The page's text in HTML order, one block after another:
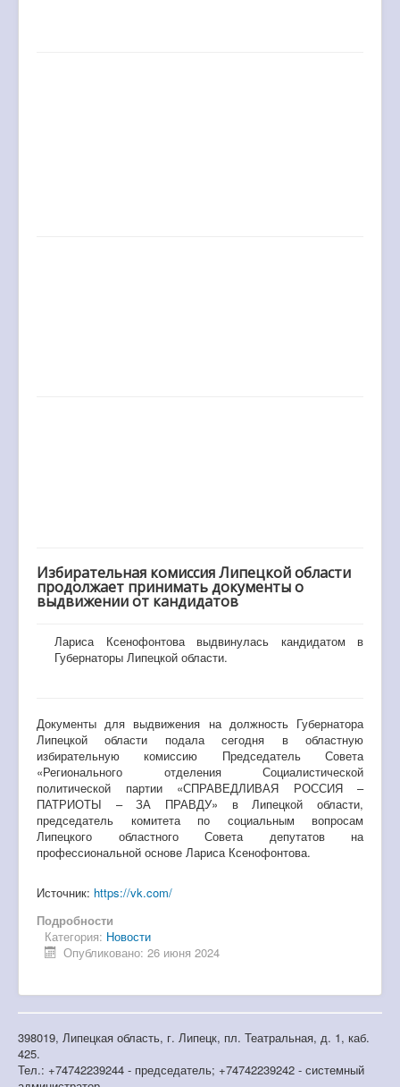
Избирательная комиссия Липецкой области
продолжает принимать документы о
выдвижении от кандидатов
Лариса Ксенофонтова выдвинулась кандидатом в
Губернаторы Липецкой области.
Документы для выдвижения на должность Губернатора
Липецкой области подала сегодня в областную
избирательную комиссию Председатель Совета
«Регионального отделения Социалистической
политической партии «СПРАВЕДЛИВАЯ РОССИЯ –
ПАТРИОТЫ – ЗА ПРАВДУ» в Липецкой области,
председатель комитета по социальным вопросам
Липецкого областного Совета депутатов на
профессиональной основе Лариса Ксенофонтова.
Источник: https://vk.com/
Подробности
Категория: Новости
Опубликовано: 26 июня 2024
398019, Липецкая область, г. Липецк, пл. Театральная, д. 1, каб.
425.
Тел.: +74742239244 - председатель; +74742239242 - системный